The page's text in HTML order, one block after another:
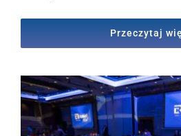
Przeczytaj